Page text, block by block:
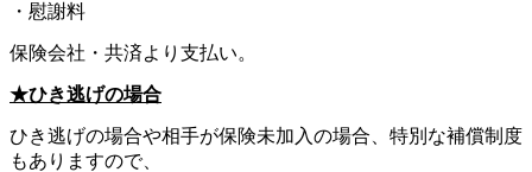
・慰謝料
保険会社・共済より支払い。
★ひき逃げの場合
ひき逃げの場合や相手が保険未加入の場合、特別な補償制度
もありますので、